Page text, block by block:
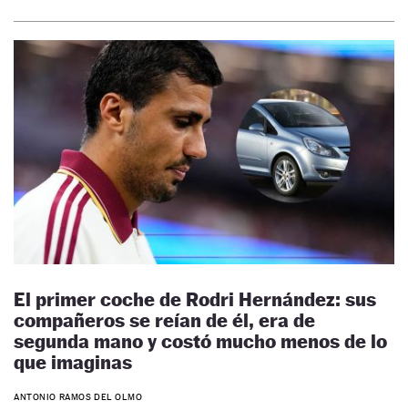
El primer coche de Rodri Hernández: sus
compañeros se reían de él, era de
segunda mano y costó mucho menos de lo
que imaginas
ANTONIO RAMOS DEL OLMO